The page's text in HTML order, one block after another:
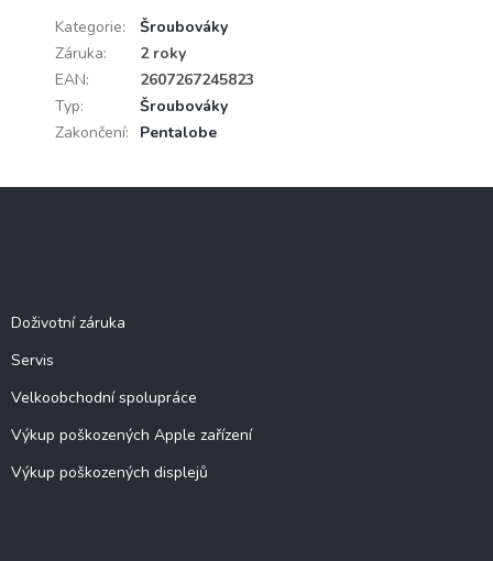
Kategorie:
Šroubováky
Záruka:
2 roky
EAN:
2607267245823
Typ:
Šroubováky
Zakončení: Pentalobe
Doživotní záruka
Servis
Velkoobchodní spolupráce
Výkup poškozených Apple zařízení
Výkup poškozených displejů